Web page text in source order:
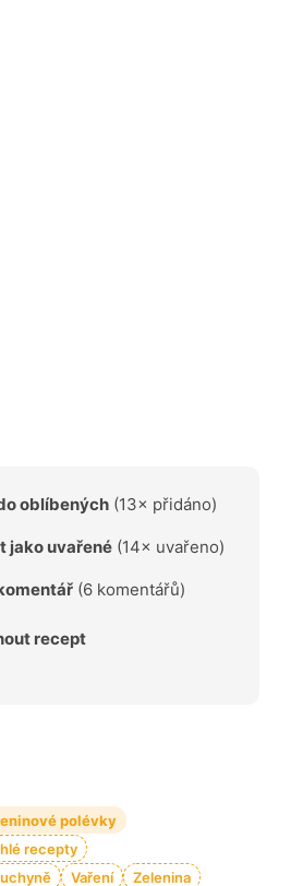
oblíbených (13× přidáno)
jako uvařené (14× uvařeno)
(6 komentářů)
recept
polévky
recepty
Vaření
Zelenina